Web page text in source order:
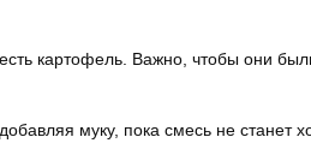
картофель. Важно, чтобы они
муку, пока смесь не станет